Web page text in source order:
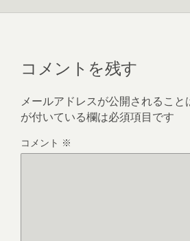
コメントを残す
メールアドレスが公開されること
が付いている欄は必須項目です
コメント ※